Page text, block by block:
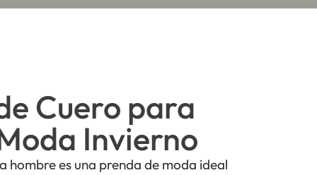
Cuero para
Invierno
hombre es una prenda de moda ideal